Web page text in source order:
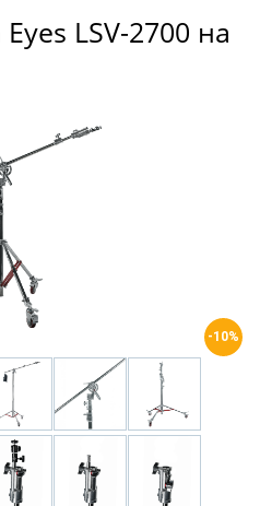
LSV-2700 на
-10%